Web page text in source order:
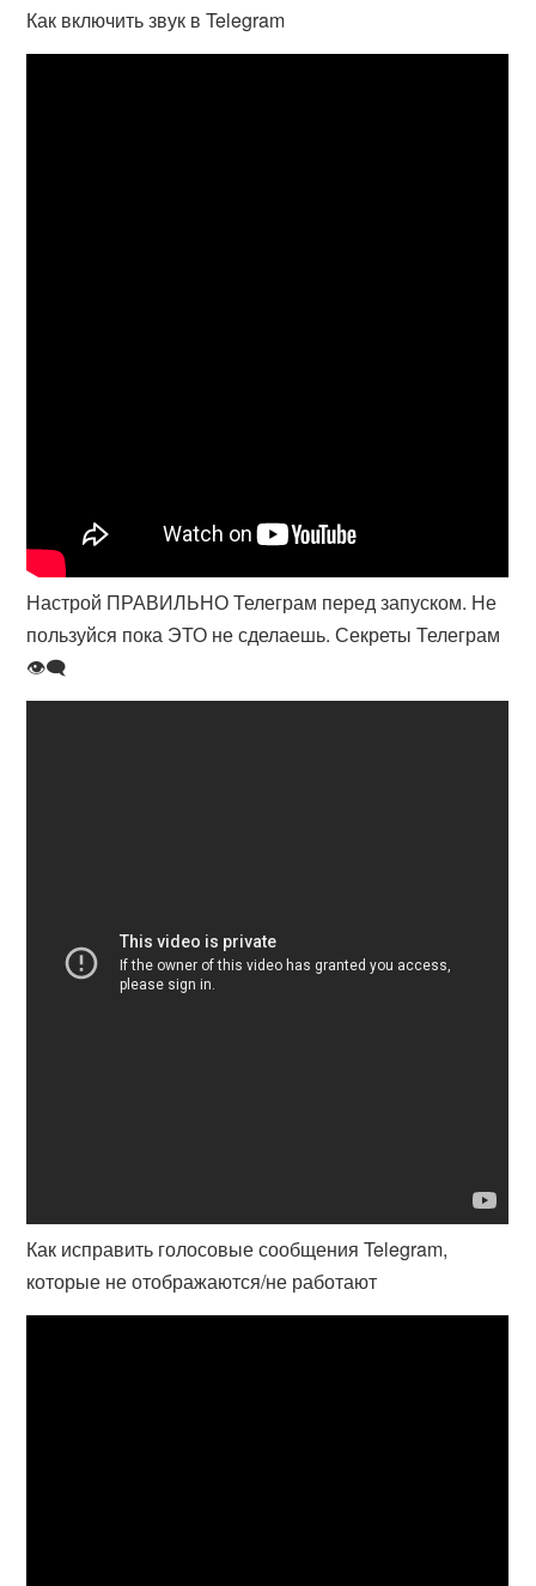
Как включить звук в Telegram
Настрой ПРАВИЛЬНО Телеграм перед запуском. Не
пользуйся пока ЭТО не сделаешь. Секреты Телеграм
👁‍🗨
Как исправить голосовые сообщения Telegram,
которые не отображаются/не работают